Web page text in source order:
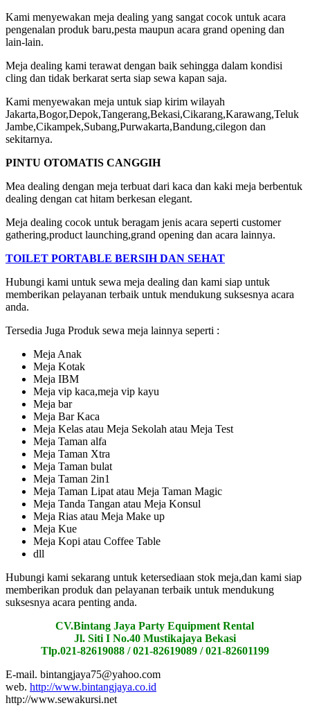
Kami menyewakan meja dealing yang sangat cocok untuk acara
pengenalan produk baru,pesta maupun acara grand opening dan
lain-lain.
Meja dealing kami terawat dengan baik sehingga dalam kondisi
cling dan tidak berkarat serta siap sewa kapan saja.
Kami menyewakan meja untuk siap kirim wilayah
Jakarta,Bogor,Depok,Tangerang,Bekasi,Cikarang,Karawang,Teluk
Jambe,Cikampek,Subang,Purwakarta,Bandung,cilegon dan
sekitarnya.
PINTU OTOMATIS CANGGIH
Mea dealing dengan meja terbuat dari kaca dan kaki meja berbentuk
dealing dengan cat hitam berkesan elegant.
Meja dealing cocok untuk beragam jenis acara seperti customer
gathering,product launching,grand opening dan acara lainnya.
TOILET PORTABLE BERSIH DAN SEHAT
Hubungi kami untuk sewa meja dealing dan kami siap untuk
memberikan pelayanan terbaik untuk mendukung suksesnya acara
anda.
Tersedia Juga Produk sewa meja lainnya seperti :
Meja Anak
Meja Kotak
Meja IBM
Meja vip kaca,meja vip kayu
Meja bar
Meja Bar Kaca
Meja Kelas atau Meja Sekolah atau Meja Test
Meja Taman alfa
Meja Taman Xtra
Meja Taman bulat
Meja Taman 2in1
Meja Taman Lipat atau Meja Taman Magic
Meja Tanda Tangan atau Meja Konsul
Meja Rias atau Meja Make up
Meja Kue
Meja Kopi atau Coffee Table
dll
Hubungi kami sekarang untuk ketersediaan stok meja,dan kami siap
memberikan produk dan pelayanan terbaik untuk mendukung
suksesnya acara penting anda.
CV.Bintang Jaya Party Equipment Rental
Jl. Siti I No.40 Mustikajaya Bekasi
Tlp.021-82619088 / 021-82619089 / 021-82601199
E-mail. bintangjaya75@yahoo.com
web. http://www.bintangjaya.co.id
http://www.sewakursi.net